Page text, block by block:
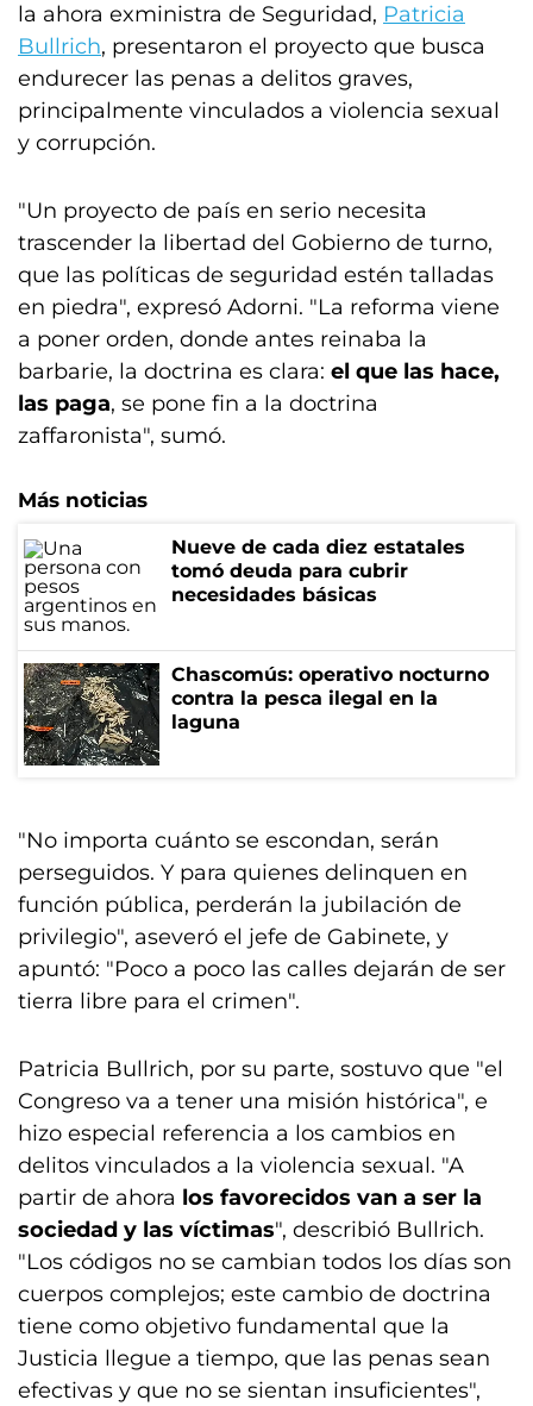
la ahora exministra de Seguridad, Patricia
Bullrich, presentaron el proyecto que busca
endurecer las penas a delitos graves,
principalmente vinculados a violencia sexual
y corrupción.
"Un proyecto de país en serio necesita
trascender la libertad del Gobierno de turno,
que las políticas de seguridad estén talladas
en piedra", expresó Adorni. "La reforma viene
a poner orden, donde antes reinaba la
barbarie, la doctrina es clara: el que las hace,
las paga, se pone fin a la doctrina
zaffaronista", sumó.
Más noticias
Nueve de cada diez estatales
tomó deuda para cubrir
necesidades básicas
Chascomús: operativo nocturno
contra la pesca ilegal en la
laguna
"No importa cuánto se escondan, serán
perseguidos. Y para quienes delinquen en
función pública, perderán la jubilación de
privilegio", aseveró el jefe de Gabinete, y
apuntó: "Poco a poco las calles dejarán de ser
tierra libre para el crimen".
Patricia Bullrich, por su parte, sostuvo que "el
Congreso va a tener una misión histórica", e
hizo especial referencia a los cambios en
delitos vinculados a la violencia sexual. "A
partir de ahora los favorecidos van a ser la
sociedad y las víctimas", describió Bullrich.
"Los códigos no se cambian todos los días son
cuerpos complejos; este cambio de doctrina
tiene como objetivo fundamental que la
Justicia llegue a tiempo, que las penas sean
efectivas y que no se sientan insuficientes",